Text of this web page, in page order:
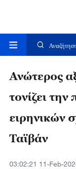
Ανώτερος
τονίζει
ειρηνικών
Ταϊβάν
03:02:21 11-Feb-